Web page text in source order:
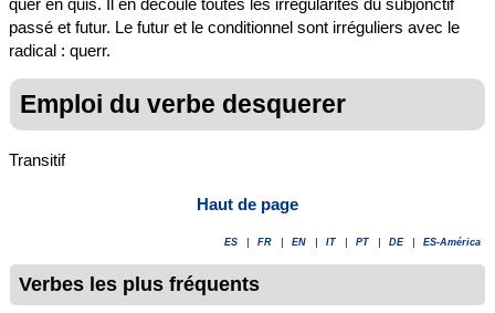
quer en quis. Il en découle toutes les irrégularités du subjonctif
passé et futur. Le futur et le conditionnel sont irréguliers avec le
radical : querr.
Emploi du verbe desquerer
Transitif
Haut de page
ES FR EN IT PT DE ES-América
Verbes les plus fréquents